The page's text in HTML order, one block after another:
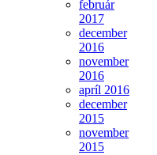
február
2017
december
2016
november
2016
apríl 2016
december
2015
november
2015